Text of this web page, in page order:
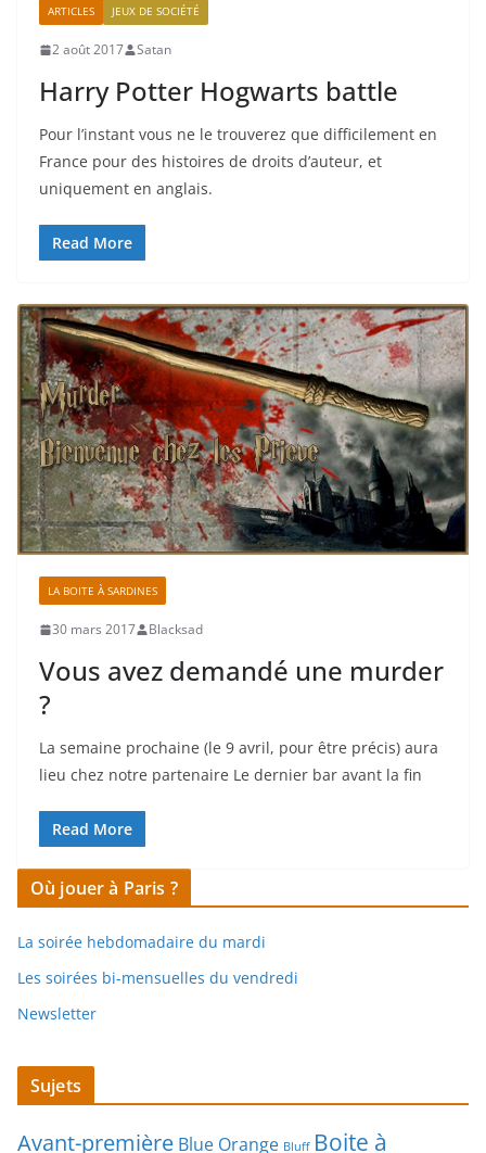
ARTICLES JEUX DE SOCIÉTÉ
2 août 2017 Satan
Harry Potter Hogwarts battle
Pour l’instant vous ne le trouverez que difficilement en
France pour des histoires de droits d’auteur, et
uniquement en anglais.
Read More
LA BOITE À SARDINES
30 mars 2017 Blacksad
Vous avez demandé une murder
?
La semaine prochaine (le 9 avril, pour être précis) aura
lieu chez notre partenaire Le dernier bar avant la fin
Read More
Où jouer à Paris ?
La soirée hebdomadaire du mardi
Les soirées bi-mensuelles du vendredi
Newsletter
Sujets
Avant-première Blue Orange Bluff Boite à